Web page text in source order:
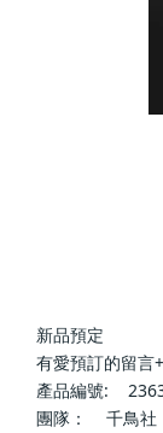
新品預
有愛預訂的留
產品編號:
團隊：